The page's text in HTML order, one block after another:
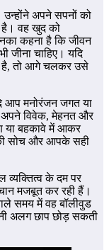
उन्होंने अपने सपनों को
वह खुद को
कहना है कि जीवन
जीना चाहिए। यदि
है, तो आगे चलकर उसे
आप मनोरंजन जगत या
अपने विवेक, मेहनत और
या बहकावे में आकर
सोच और आपके सही
व्यक्तित्व के दम पर
मजबूत कर रही हैं।
समय में वह बॉलीवुड
अलग छाप छोड़ सकती